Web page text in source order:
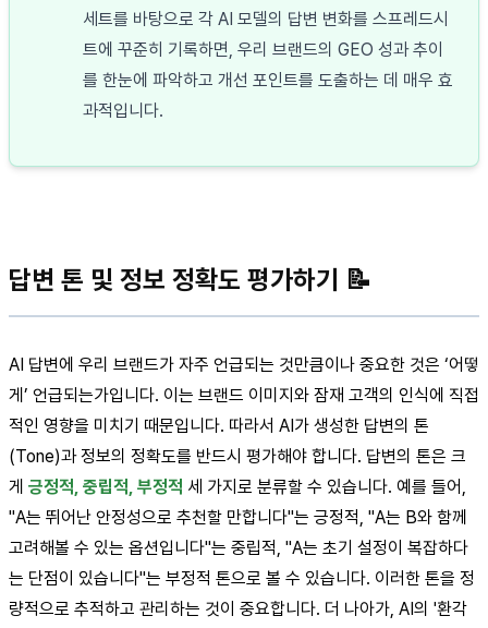
세트를 바탕으로 각 AI 모델의 답변 변화를 스프레드시
트에 꾸준히 기록하면, 우리 브랜드의 GEO 성과 추이
를 한눈에 파악하고 개선 포인트를 도출하는 데 매우 효
과적입니다.
답변 톤 및 정보 정확도 평가하기 📝
AI 답변에 우리 브랜드가 자주 언급되는 것만큼이나 중요한 것은 ‘어떻
게’ 언급되는가입니다. 이는 브랜드 이미지와 잠재 고객의 인식에 직접
적인 영향을 미치기 때문입니다. 따라서 AI가 생성한 답변의 톤
(Tone)과 정보의 정확도를 반드시 평가해야 합니다. 답변의 톤은 크
게 긍정적, 중립적, 부정적 세 가지로 분류할 수 있습니다. 예를 들어,
"A는 뛰어난 안정성으로 추천할 만합니다"는 긍정적, "A는 B와 함께
고려해볼 수 있는 옵션입니다"는 중립적, "A는 초기 설정이 복잡하다
는 단점이 있습니다"는 부정적 톤으로 볼 수 있습니다. 이러한 톤을 정
량적으로 추적하고 관리하는 것이 중요합니다. 더 나아가, AI의 '환각